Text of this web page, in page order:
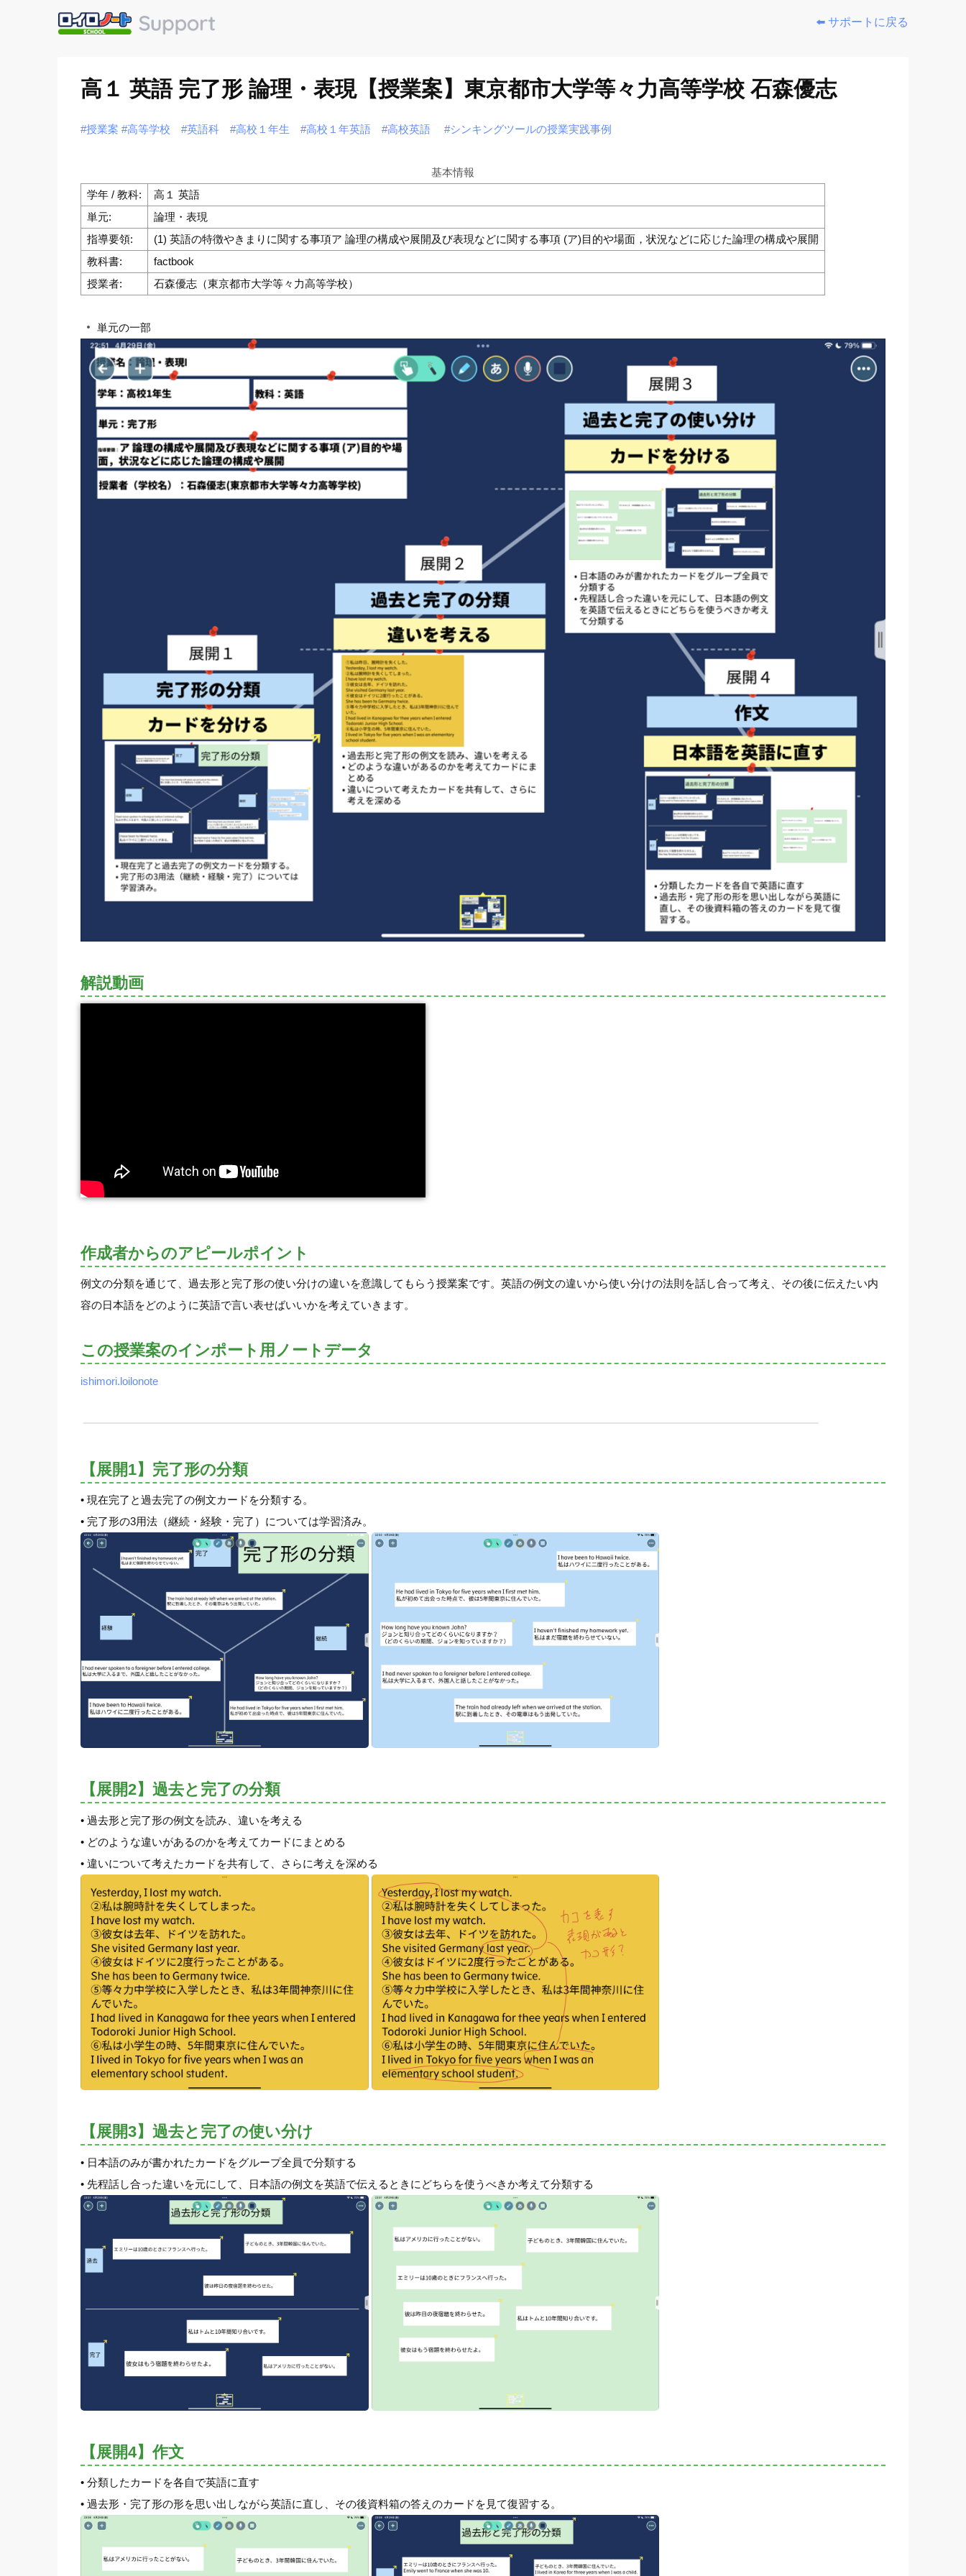
⬅️ サポートに戻る
高１ 英語 完了形 論理・表現【授業案】東京都市大学等々力高等学校 石森優志
#授業案 #高等学校 #英語科 #高校１年生 #高校１年英語 #高校英語 #シンキングツールの授業実践事例
基本情報
学年 / 教科:
高１ 英語
単元:
論理・表現
指導要領:
(1) 英語の特徴やきまりに関する事項ア 論理の構成や展開及び表現などに関する事項 (ア)目的や場面，状況などに応じた論理の構成や展開
教科書:
factbook
授業者:
石森優志（東京都市大学等々力高等学校）
単元の一部
解説動画
作成者からのアピールポイント
例文の分類を通じて、過去形と完了形の使い分けの違いを意識してもらう授業案です。英語の例文の違いから使い分けの法則を話し合って考え、その後に伝えたい内
容の日本語をどのように英語で言い表せばいいかを考えていきます。
この授業案のインポート用ノートデータ
ishimori.loilonote
【展開1】完了形の分類
• 現在完了と過去完了の例文カードを分類する。
• 完了形の3用法（継続・経験・完了）については学習済み。
【展開2】過去と完了の分類
• 過去形と完了形の例文を読み、違いを考える
• どのような違いがあるのかを考えてカードにまとめる
• 違いについて考えたカードを共有して、さらに考えを深める
【展開3】過去と完了の使い分け
• 日本語のみが書かれたカードをグループ全員で分類する
• 先程話し合った違いを元にして、日本語の例文を英語で伝えるときにどちらを使うべきか考えて分類する
【展開4】作文
• 分類したカードを各自で英語に直す
• 過去形・完了形の形を思い出しながら英語に直し、その後資料箱の答えのカードを見て復習する。